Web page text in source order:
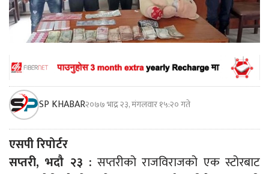
SP KHABAR२०७७ भाद्र २३, मंगलवार १५:२० गते
एसपी रिपोर्टर
सप्तरी, भदौ २३ : सप्तरीको राजविराजको एक स्टोरबाट